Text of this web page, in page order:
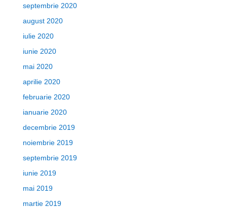
septembrie 2020
august 2020
iulie 2020
iunie 2020
mai 2020
aprilie 2020
februarie 2020
ianuarie 2020
decembrie 2019
noiembrie 2019
septembrie 2019
iunie 2019
mai 2019
martie 2019